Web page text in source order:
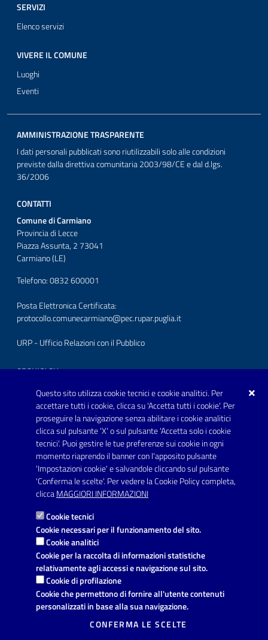
Questo sito utilizza cookie tecnici e cookie analitici. Per
accettare tutti i cookie, clicca su 'Accetta tutti i cookie'. Per
proseguire la navigazione senza abilitare i cookie analitici
clicca sul pulsante 'X' o sul pulsante 'Accetta solo i cookie
tecnici'. Puoi gestire le tue preferenze sui cookie in ogni
momento riaprendo il banner con l'apposito pulsante
'Impostazioni cookie' e salvandole cliccando sul pulsante
'Conferma le scelte'. Per vedere la Cookie Policy completa,
cliccaMAGGIORI INFORMAZIONI
Cookie tecnici
Cookie necessari per il funzionamento del sito.
Cookie analitici
Cookie per la raccolta di informazioni statistiche
relativamente agli accessi e navigazione sul sito.
Cookie di profilazione
Cookie che permettono di fornire all'utente contenuti
personalizzati in base alla sua navigazione.
CONFERMA LE SCELTE
SERVIZI
Elenco servizi
VIVERE IL COMUNE
Luoghi
Eventi
AMMINISTRAZIONE TRASPARENTE
I dati personali pubblicati sono riutilizzabili solo alle condizioni
previste dalla direttiva comunitaria 2003/98/CE e dal d.lgs.
36/2006
CONTATTI
Comune di Carmiano
Provincia di Lecce
Piazza Assunta, 2 73041
Carmiano (LE)
Telefono: 0832 600001
Posta Elettronica Certificata:
protocollo.comunecarmiano@pec.rupar.puglia.it
URP - Ufficio Relazioni con il Pubblico
SEGUICI SU
Youtube
Link utili
Informativa privacy
Dichiarazione di accessibilità
Note legali
Domande frequenti
Richiesta di assistenza
Segnalazione disservizio
Prenotazione appuntamento
Mappa del sito